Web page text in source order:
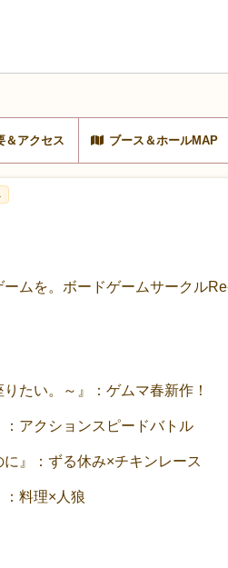
＆アクセス ブース＆ホールMAP
ムを。ボードゲームサークル
たい。～』：ゲムマ春新作！
：アクションスピードバトル
』：ずる休み×チキンレース
：料理×人狼